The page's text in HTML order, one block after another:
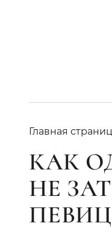
Главная
КАК
НЕ